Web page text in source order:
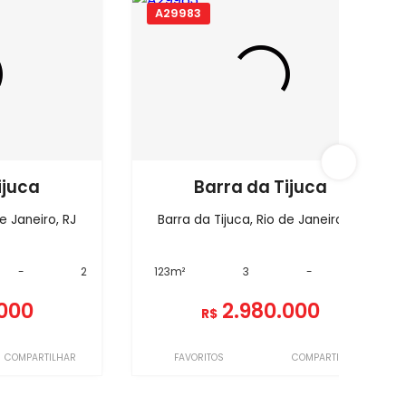
Janeiro, RJ
- 2
COMPARTILHAR
A29983
Barra da Tijuca
Barra da Tijuca, Rio de Janeiro, RJ
123m² 3 -
R$ 2.980.000
FAVORITOS COMPARTILHAR